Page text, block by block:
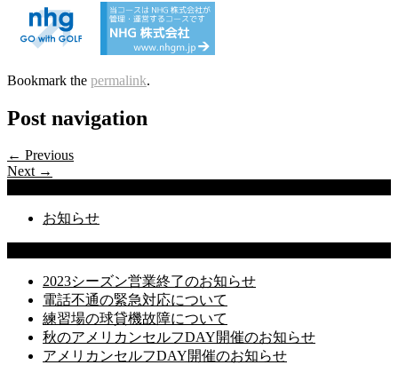
Bookmark the permalink.
Post navigation
← Previous
Next →
お知らせ
2023シーズン営業終了のお知らせ
電話不通の緊急対応について
練習場の球貸機故障について
秋のアメリカンセルフDAY開催のお知らせ
アメリカンセルフDAY開催のお知らせ